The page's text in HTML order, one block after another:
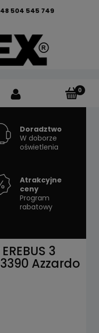
504 545 749
Doradztwo
W doborze
oświetlenia
Atrakcyjne
ceny
Program
rabatowy
3
Azzardo